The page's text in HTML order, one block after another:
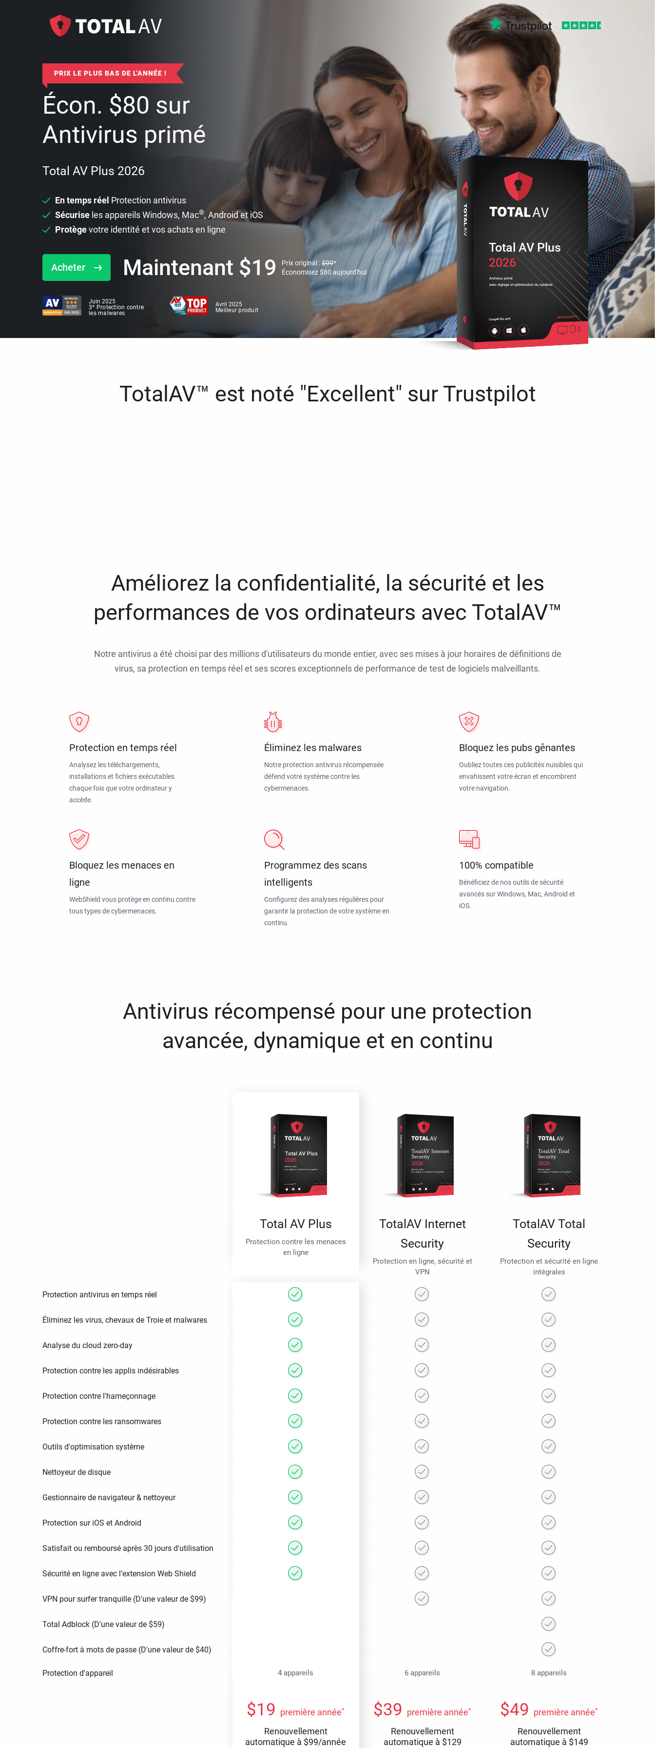
PRIX LE PLUS BAS DE L'ANNÉE !
Écon. $80 sur
Antivirus primé
Total AV Plus 2026
En temps réel Protection antivirus
Sécurise les appareils Windows, Mac®, Android et iOS
Protègevotre identité et vos achats en ligne
Acheter Maintenant $19 Prix original :$99*
Économisez$80 aujourd'hui
Juin 2025
3* Protection contre
les malwares
Avril 2025
Meilleur produit
2026
Antivirus primé
avec réglage et optimisation du système
Compatible avec Multiplateforme
Total AV Plus
TotalAV™ est noté "Excellent" sur Trustpilot
Améliorez la confidentialité, la sécurité et les
performances de vos ordinateurs avec TotalAV™
Notre antivirus a été choisi par des millions d'utilisateurs du monde entier, avec ses mises à jour horaires de définitions de
virus, sa protection en temps réel et ses scores exceptionnels de performance de test de logiciels malveillants.
Protection en temps réel
Analysez les téléchargements,
installations et fichiers exécutables
chaque fois que votre ordinateur y
accède.
Éliminez les malwares
Notre protection antivirus récompensée
défend votre système contre les
cybermenaces.
Bloquez les pubs gênantes
Oubliez toutes ces publicités nuisibles qui
envahissent votre écran et encombrent
votre navigation.
Bloquez les menaces en
ligne
WebShield vous protège en continu contre
tous types de cybermenaces.
Programmez des scans
intelligents
Configurez des analyses régulières pour
garantir la protection de votre système en
continu.
100% compatible
Bénéficiez de nos outils de sécurité
avancés sur Windows, Mac, Android et
iOS.
Antivirus récompensé pour une protection
avancée, dynamique et en continu
Total AV Plus
Protection contre les menaces
en ligne
TotalAV Internet
Security
Protection en ligne, sécurité et
VPN
TotalAV Total
Security
Protection et sécurité en ligne
intégrales
Protection antivirus en temps réel
Éliminez les virus, chevaux de Troie et malwares
Analyse du cloud zero-day
Protection contre les applis indésirables
Protection contre l'hameçonnage
Protection contre les ransomwares
Outils d'optimisation système
Nettoyeur de disque
Gestionnaire de navigateur & nettoyeur
Protection sur iOS et Android
Satisfait ou remboursé après 30 jours d'utilisation
Sécurité en ligne avec l’extension Web Shield
VPN pour surfer tranquille (D'une valeur de $99)
Total Adblock (D'une valeur de $59)
Coffre-fort à mots de passe (D'une valeur de $40)
Protection d'appareil 4 appareils 6 appareils 8 appareils
$19 première année*
Renouvellement
automatique à $99/année
$39 première année*
Renouvellement
automatique à $129
$49 première année*
Renouvellement
automatique à $149